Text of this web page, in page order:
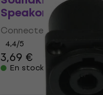
Speakon
Connecteur Speakon
4,4/5
3,69 €
En stock